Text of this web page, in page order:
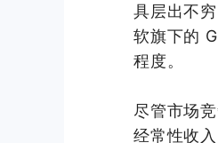
具层出不
软旗下的
程度。
尽管市场
经常性收